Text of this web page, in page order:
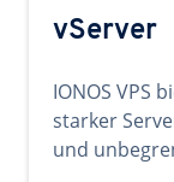
vServer
IONOS VPS
starker
und